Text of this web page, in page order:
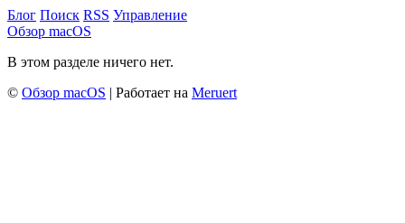
Блог Поиск RSS Управление
Обзор macOS
В этом разделе ничего нет.
© Обзор macOS | Работает на Meruert